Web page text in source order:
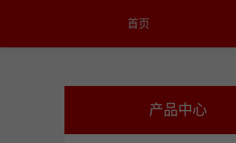
首页
产品中心